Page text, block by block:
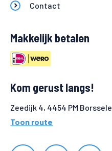
Contact
Makkelijk betalen
Kom gerust langs!
Zeedijk 4, 4454 PM Borssele
Toon route